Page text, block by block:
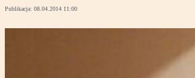
Publikacja: 08.04.2014 11:00